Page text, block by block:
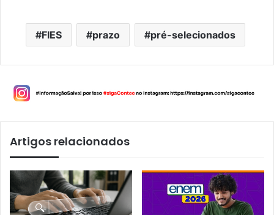
FIES prazo pré-selecionados
Artigos relacionados